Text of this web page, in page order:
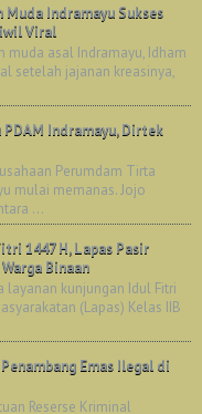
Muda Indramayu Sukses
Viral
muda asal Indramayu, Idham
setelah jajanan kreasinya,
Indramayu, Dirtek
Perumdam Tirta
mulai memanas. Jojo
...
1447 H, Lapas Pasir
Binaan
layanan kunjungan Idul Fitri
(Lapas) Kelas IIB
Emas Ilegal di
Reserse Kriminal